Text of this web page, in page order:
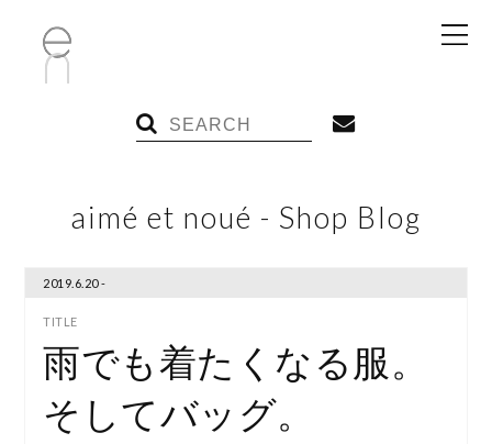
aimé et noué - Shop Blog
2019.6.20 -
雨でも着たくなる服。
そしてバッグ。